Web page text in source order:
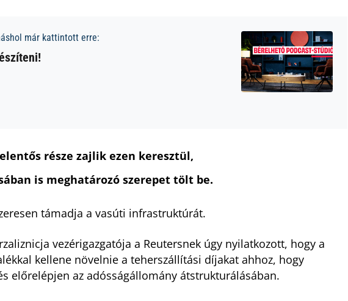
már kattintott erre:
része zajlik ezen keresztül,
is meghatározó szerepet tölt be.
támadja a vasúti infrastruktúrát.
vezérigazgatója a Reutersnek úgy nyilatkozott, hogy a
kellene növelnie a teherszállítási díjakat ahhoz, hogy
előrelépjen az adósságállomány átstrukturálásában.